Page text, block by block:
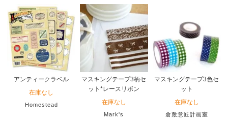
アンティークラベル
在庫なし
Homestead
マスキングテープ3柄セ
ット*レースリボン
在庫なし
Mark's
マスキングテープ3色セ
ット
在庫なし
倉敷意匠計画室